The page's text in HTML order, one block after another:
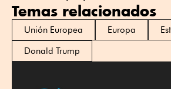
Temas relacionados
Unión Europea Europa
Donald Trump